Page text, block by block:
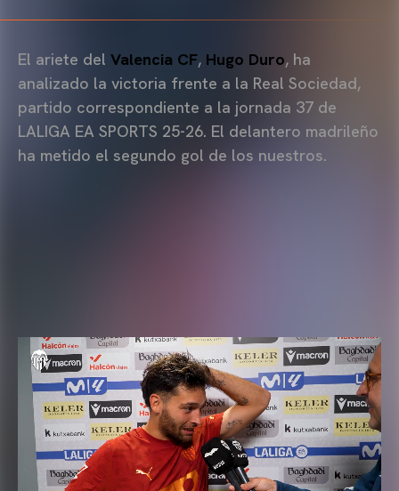
El ariete del Valencia CF, Hugo Duro, ha
analizado la victoria frente a la Real Sociedad,
partido correspondiente a la jornada 37 de
LALIGA EA SPORTS 25-26. El delantero madrileño
ha metido el segundo gol de los nuestros.